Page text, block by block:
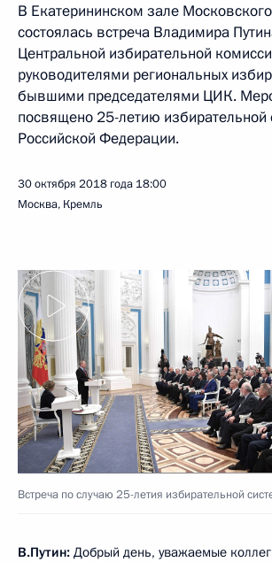
В Екатерининском зале
состоялась встреча Владимира
Центральной избирательной
руководителями региональных
бывшими председателями ЦИК.
посвящено 25-летию избирательной
Российской Федерации.
30 октября 2018 года 18:00
Москва, Кремль
Встреча по случаю 25-летия избирательной
В.Путин: Добрый день, уважаемые